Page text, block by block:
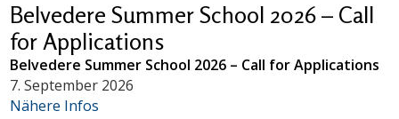
Belvedere Summer School 2026 – Call
for Applications
Belvedere Summer School 2026 – Call for Applications
7. September 2026
Nähere Infos